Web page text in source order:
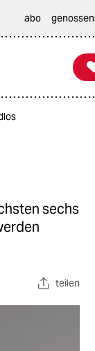
abo
sechs
teilen